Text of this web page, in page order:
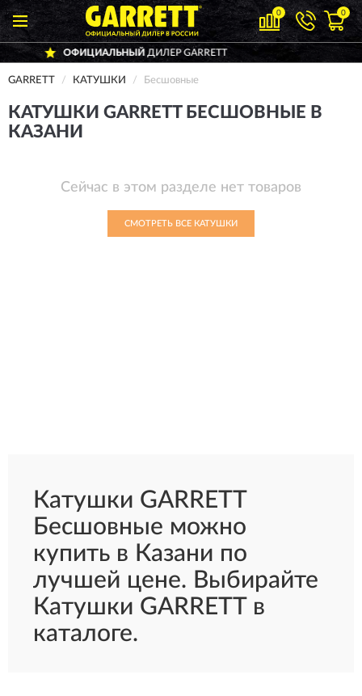
0 0
ОФИЦИАЛЬНЫЙДИЛЕР GARRETT
GARRETT КАТУШКИ Бесшовные
КАТУШКИ GARRETT БЕСШОВНЫЕ В
КАЗАНИ
Сейчас в этом разделе нет товаров
СМОТРЕТЬ ВСЕ КАТУШКИ
Катушки GARRETT
Бесшовные можно
купить в Казани по
лучшей цене. Выбирайте
Катушки GARRETT в
каталоге.